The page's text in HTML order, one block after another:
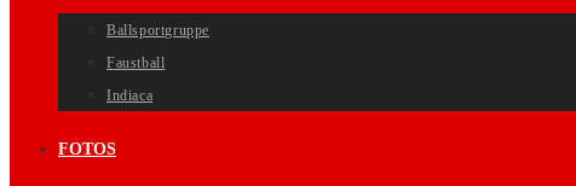
Ballsportgruppe
Faustball
Indiaca
FOTOS